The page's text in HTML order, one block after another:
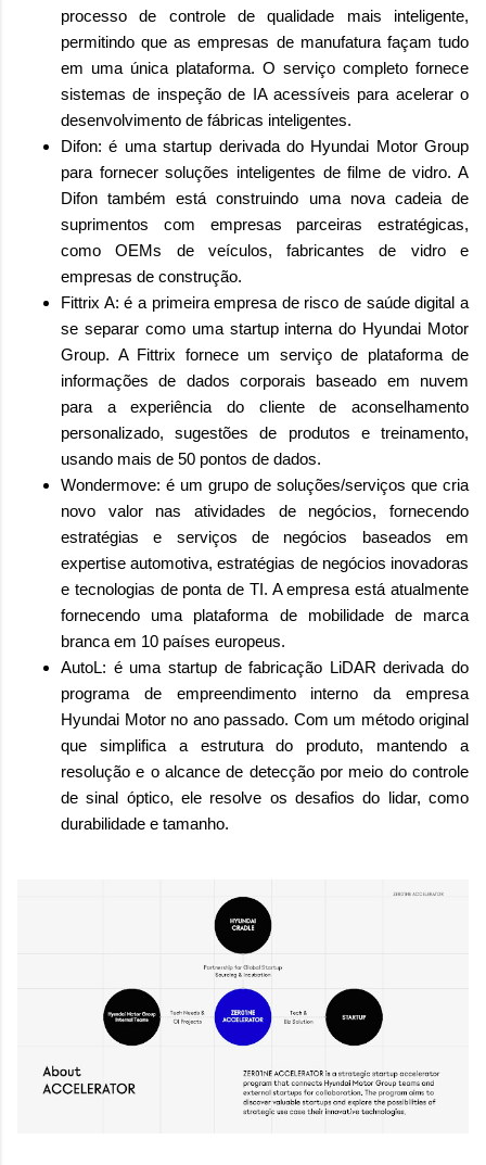
processo de controle de qualidade mais inteligente,
permitindo que as empresas de manufatura façam tudo
em uma única plataforma. O serviço completo fornece
sistemas de inspeção de IA acessíveis para acelerar o
desenvolvimento de fábricas inteligentes.
Difon: é uma startup derivada do Hyundai Motor Group
para fornecer soluções inteligentes de filme de vidro. A
Difon também está construindo uma nova cadeia de
suprimentos com empresas parceiras estratégicas,
como OEMs de veículos, fabricantes de vidro e
empresas de construção.
Fittrix A: é a primeira empresa de risco de saúde digital a
se separar como uma startup interna do Hyundai Motor
Group. A Fittrix fornece um serviço de plataforma de
informações de dados corporais baseado em nuvem
para a experiência do cliente de aconselhamento
personalizado, sugestões de produtos e treinamento,
usando mais de 50 pontos de dados.
Wondermove: é um grupo de soluções/serviços que cria
novo valor nas atividades de negócios, fornecendo
estratégias e serviços de negócios baseados em
expertise automotiva, estratégias de negócios inovadoras
e tecnologias de ponta de TI. A empresa está atualmente
fornecendo uma plataforma de mobilidade de marca
branca em 10 países europeus.
AutoL: é uma startup de fabricação LiDAR derivada do
programa de empreendimento interno da empresa
Hyundai Motor no ano passado. Com um método original
que simplifica a estrutura do produto, mantendo a
resolução e o alcance de detecção por meio do controle
de sinal óptico, ele resolve os desafios do lidar, como
durabilidade e tamanho.